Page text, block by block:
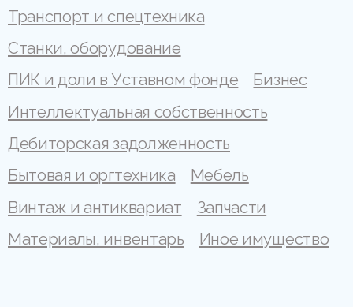
Транспорт и спецтехника
Станки, оборудование
ПИК и доли в Уставном фонде
Бизнес
Интеллектуальная собственность
Дебиторская задолженность
Бытовая и оргтехника
Мебель
Винтаж и антиквариат
Запчасти
Материалы, инвентарь
Иное имущество